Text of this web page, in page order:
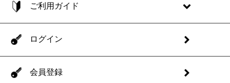
ご利用ガイド
ログイン
会員登録